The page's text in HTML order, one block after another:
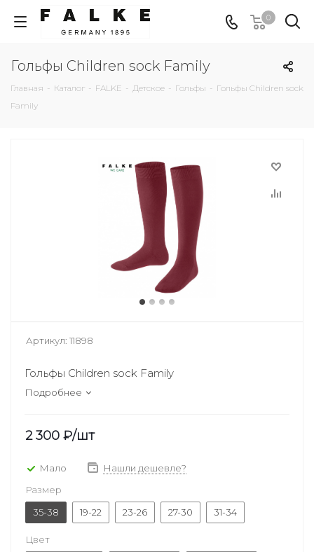
0
Гольфы Children sock Family
Главная - Каталог - FALKE - Детское - Гольфы - Гольфы Children sock
Family
Артикул: 11898
Гольфы Children sock Family
Подробнее
2 300 ₽/шт
Мало
Нашли дешевле?
Размер
35-38
19-22 23-26 27-30 31-34
Цвет